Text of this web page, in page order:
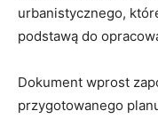
urbanistycznego,
podstawą do
Dokument wprost
przygotowanego